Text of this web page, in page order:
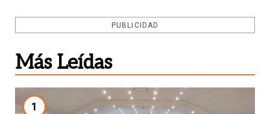
PUBLICIDAD
Más Leídas
1